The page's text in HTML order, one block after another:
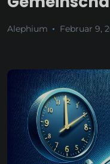
Alephium Februar 9,